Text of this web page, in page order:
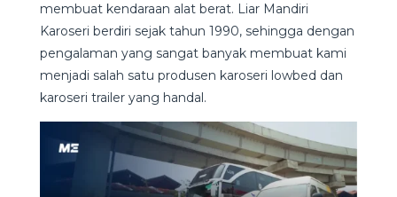
membuat kendaraan alat berat. Liar Mandiri
Karoseri berdiri sejak tahun 1990, sehingga dengan
pengalaman yang sangat banyak membuat kami
menjadi salah satu produsen karoseri lowbed dan
karoseri trailer yang handal.